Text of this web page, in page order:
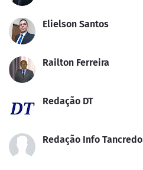
Elielson Santos
Railton Ferreira
Redação DT
Redação Info Tancredo